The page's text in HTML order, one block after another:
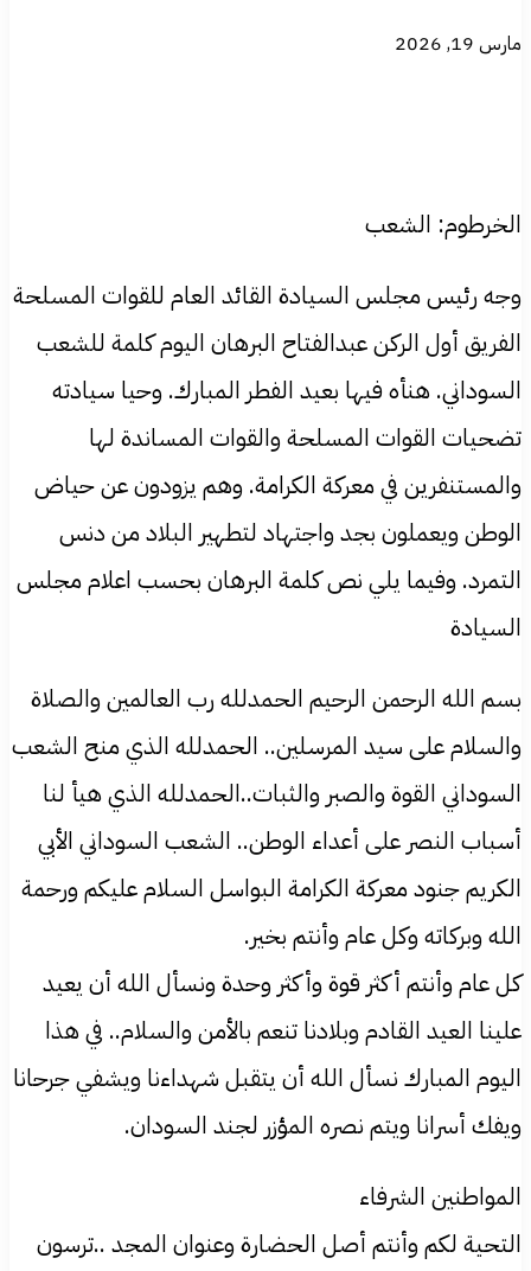
مارس 19, 2026
الخرطوم: الشعب
وجه رئيس مجلس السيادة القائد العام للقوات المسلحة
الفريق أول الركن عبدالفتاح البرهان اليوم كلمة للشعب
السوداني. هنأه فيها بعيد الفطر المبارك. وحيا سيادته
تضحيات القوات المسلحة والقوات المساندة لها
والمستنفرين في معركة الكرامة. وهم يزودون عن حياض
الوطن ويعملون بجد واجتهاد لتطهير البلاد من دنس
التمرد. وفيما يلي نص كلمة البرهان بحسب اعلام مجلس
السيادة
بسم الله الرحمن الرحيم الحمدلله رب العالمين والصلاة
والسلام على سيد المرسلين.. الحمدلله الذي منح الشعب
السوداني القوة والصبر والثبات..الحمدلله الذي هيأ لنا
أسباب النصر على أعداء الوطن.. الشعب السوداني الأبي
الكريم جنود معركة الكرامة البواسل السلام عليكم ورحمة
الله وبركاته وكل عام وأنتم بخير.
كل عام وأنتم أكثر قوة وأكثر وحدة ونسأل الله أن يعيد
علينا العيد القادم وبلادنا تنعم بالأمن والسلام.. في هذا
اليوم المبارك نسأل الله أن يتقبل شهداءنا ويشفي جرحانا
ويفك أسرانا ويتم نصره المؤزر لجند السودان.
المواطنين الشرفاء
التحية لكم وأنتم أصل الحضارة وعنوان المجد ..ترسون